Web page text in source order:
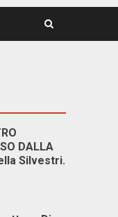
DALLA
Silvestri.